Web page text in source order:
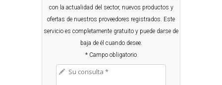
con la actualidad del sector, nuevos productos y
ofertas de nuestros proveedores registrados. Este
servicio es completamente gratuito y puede darse de
baja de él cuando desee.
* Campo obligatorio